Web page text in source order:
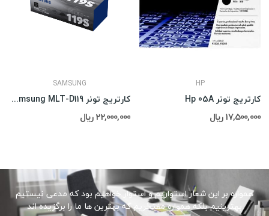
SAMSUNG
کارتریج تونر Samsung MLT-D119
22,000,000 ریال
HP
کارتریج تونر Hp 05A
17,500,000 ریال
همواره بر این شعار استواریم و استوار خواهیم بود که مدعی نیستیم
بهترینیم بلکه همواره مفتخریم که بهترین ها ما را برگزیده اند